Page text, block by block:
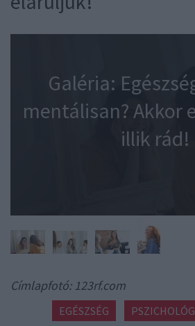
Galéria:
mentálisan? Akkor
illik rád!
Címlapfotó: 123rf.com
EGÉSZSÉG